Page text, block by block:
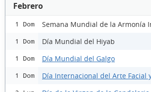
Febrero
1 Dom Semana Mundial de la Armonía
1 Dom Día Mundial del Hiyab
1 Dom Día Mundial del Galgo
1 Dom Día Internacional del Arte Facial